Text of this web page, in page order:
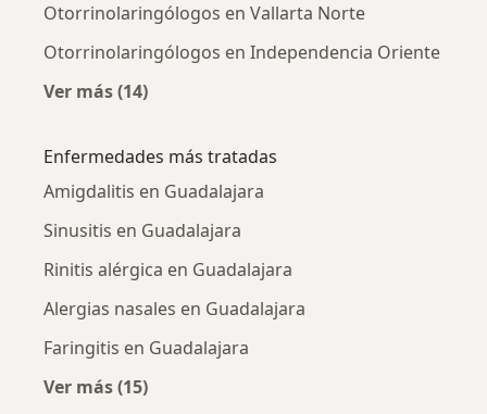
Otorrinolaringólogos en Vallarta Norte
Otorrinolaringólogos en Independencia Oriente
Ver más (14)
Enfermedades más tratadas
Amigdalitis en Guadalajara
Sinusitis en Guadalajara
Rinitis alérgica en Guadalajara
Alergias nasales en Guadalajara
Faringitis en Guadalajara
Ver más (15)